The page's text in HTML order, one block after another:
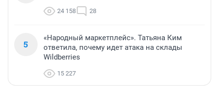
24 158 28
5
«Народный маркетплейс». Татьяна Ким
ответила, почему идет атака на склады
Wildberries
15 227